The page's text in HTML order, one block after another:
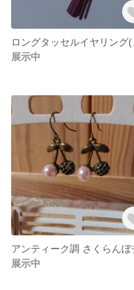
展示中
展示中